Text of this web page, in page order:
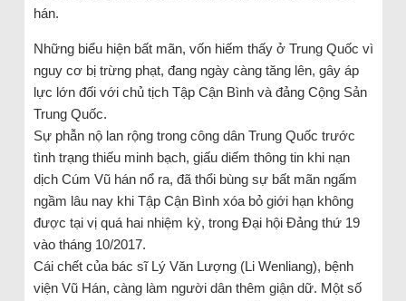
hán.
Những biểu hiện bất mãn, vốn hiếm thấy ở Trung Quốc vì
nguy cơ bị trừng phạt, đang ngày càng tăng lên, gây áp
lực lớn đối với chủ tịch Tập Cận Bình và đảng Cộng Sản
Trung Quốc.
Sự phẫn nộ lan rộng trong công dân Trung Quốc trước
tình trạng thiếu minh bạch, giấu diếm thông tin khi nạn
dịch Cúm Vũ hán nổ ra, đã thổi bùng sự bất mãn ngấm
ngầm lâu nay khi Tập Cận Bình xóa bỏ giới hạn không
được tại vị quá hai nhiệm kỳ, trong Đại hội Đảng thứ 19
vào tháng 10/2017.
Cái chết của bác sĩ Lý Văn Lượng (Li Wenliang), bệnh
viện Vũ Hán, càng làm người dân thêm giận dữ. Một số